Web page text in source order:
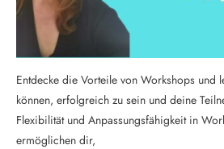
Entdecke die Vorteile von Workshops und
können, erfolgreich zu sein und deine
Flexibilität und Anpassungsfähigkeit in
ermöglichen dir,